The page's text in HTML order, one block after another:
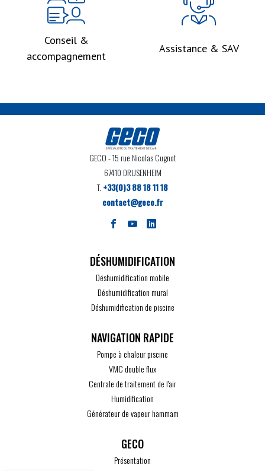
Conseil &
accompagnement
Assistance & SAV
GECO- 15 rue Nicolas Cugnot
67410 DRUSENHEIM
T. +33(0)3 88 18 11 18
contact@geco.fr
DÉSHUMIDIFICATION
Déshumidification mobile
Déshumidification mural
Déshumidification de piscine
Pompe à chaleur piscine
VMC double flux
Centrale de traitement de l'air
Humidification
Générateur de vapeur hammam
GECO
Présentation